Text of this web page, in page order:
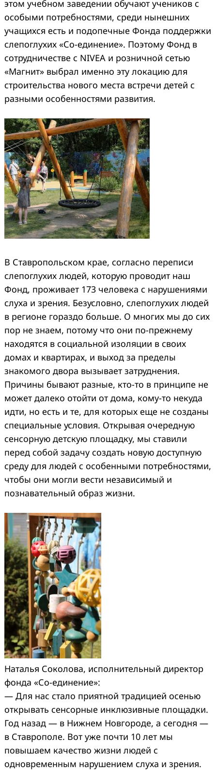
этом учебном заведении обучают учеников с
особыми потребностями, среди нынешних
учащихся есть и подопечные Фонда поддержки
слепоглухих «Со-единение». Поэтому Фонд в
сотрудничестве с NIVEA и розничной сетью
«Магнит» выбрал именно эту локацию для
строительства нового места встречи детей с
разными особенностями развития.
В Ставропольском крае, согласно переписи
слепоглухих людей, которую проводит наш
Фонд, проживает 173 человека с нарушениями
слуха и зрения. Безусловно, слепоглухих людей
в регионе гораздо больше. О многих мы до сих
пор не знаем, потому что они по-прежнему
находятся в социальной изоляции в своих
домах и квартирах, и выход за пределы
знакомого двора вызывает затруднения.
Причины бывают разные, кто-то в принципе не
может далеко отойти от дома, кому-то некуда
идти, но есть и те, для которых еще не созданы
специальные условия. Открывая очередную
сенсорную детскую площадку, мы ставили
перед собой задачу создать новую доступную
среду для людей с особенными потребностями,
чтобы они могли вести независимый и
познавательный образ жизни.
Наталья Соколова, исполнительный директор
фонда «Со-единение»:
— Для нас стало приятной традицией осенью
открывать сенсорные инклюзивные площадки.
Год назад — в Нижнем Новгороде, а сегодня —
в Ставрополе. Вот уже почти 10 лет мы
повышаем качество жизни людей с
одновременным нарушением слуха и зрения.